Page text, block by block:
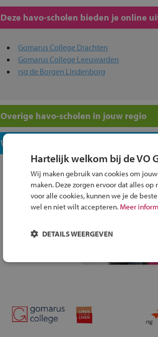
Deze havo-scholen bieden je online
Gomarus College Drachten
Gomarus College Leeuwarden
rsg de Borgen Lindenborg
Overige havo-scholen in jouw regio
Welk onderwijsconcept past bij jou?
Hartelijk welkom bij de VO
Wij maken gebruik van cookies om
maken. Deze zorgen ervoor dat alles
voor alle cookies, kunnen we je de
wel en niet wilt accepteren. Meer
DETAILS WEERGEVEN